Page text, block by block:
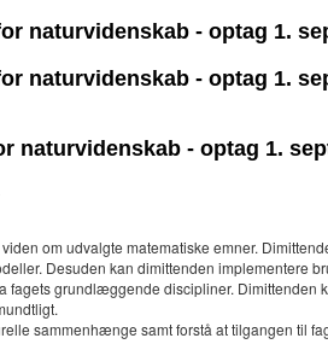
naturvidenskab - optag 1.
naturvidenskab - optag 1.
- optag 1.
om udvalgte matematiske emner.
Desuden kan dimittenden implementere
grundlæggende discipliner. Dimittenden
sammenhænge samt forstå at tilgangen til